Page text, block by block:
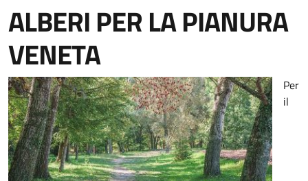
ALBERI PER LA PIANURA
VENETA
Per
il